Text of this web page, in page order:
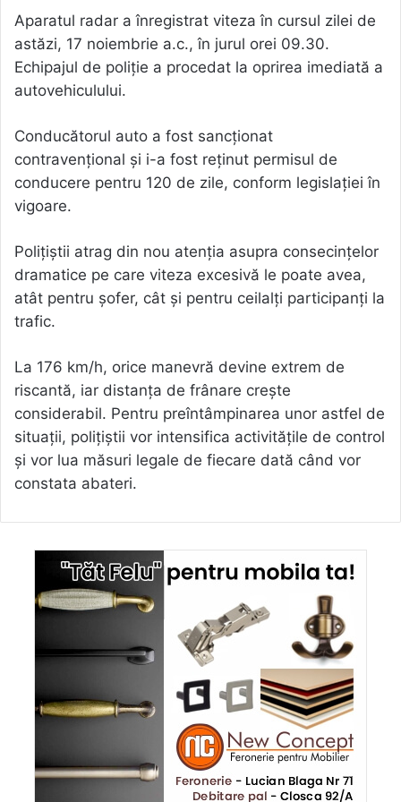
Aparatul radar a înregistrat viteza în cursul zilei de
astăzi, 17 noiembrie a.c., în jurul orei 09.30.
Echipajul de poliție a procedat la oprirea imediată a
autovehiculului.
Conducătorul auto a fost sancționat
contravențional și i-a fost reținut permisul de
conducere pentru 120 de zile, conform legislației în
vigoare.
Polițiștii atrag din nou atenția asupra consecințelor
dramatice pe care viteza excesivă le poate avea,
atât pentru șofer, cât și pentru ceilalți participanți la
trafic.
La 176 km/h, orice manevră devine extrem de
riscantă, iar distanța de frânare crește
considerabil. Pentru preîntâmpinarea unor astfel de
situații, polițiștii vor intensifica activitățile de control
și vor lua măsuri legale de fiecare dată când vor
constata abateri.